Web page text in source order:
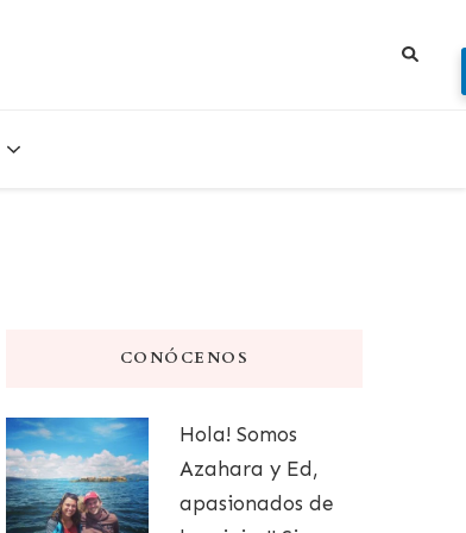
CONÓCENOS
Hola! Somos
Azahara y Ed,
apasionados de